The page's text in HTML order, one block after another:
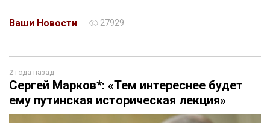
Ваши Новости 27929
2 года назад
Сергей Марков*: «Тем интереснее будет
ему путинская историческая лекция»